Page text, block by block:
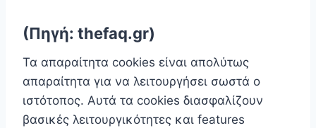
(Πηγή: thefaq.gr)
Τα απαραίτητα cookies είναι απoλύτως
απαραίτητα για να λειτουργήσει σωστά ο
ιστότοπος. Αυτά τα cookies διασφαλίζουν
βασικές λειτουργικότητες και features